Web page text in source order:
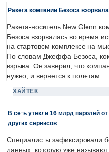
Ракета компании Безоса
Ракета-носитель New Glenn
Безоса взорвалась во время
на стартовом комплексе на
По словам Джеффа Безоса,
взрыва. Он заверил, что
нужно, и вернется к полетам.
ХАЙТЕК
В сеть утекли 16 млрд паролей
других сервисов
Специалисты зафиксировали
данных, которую уже